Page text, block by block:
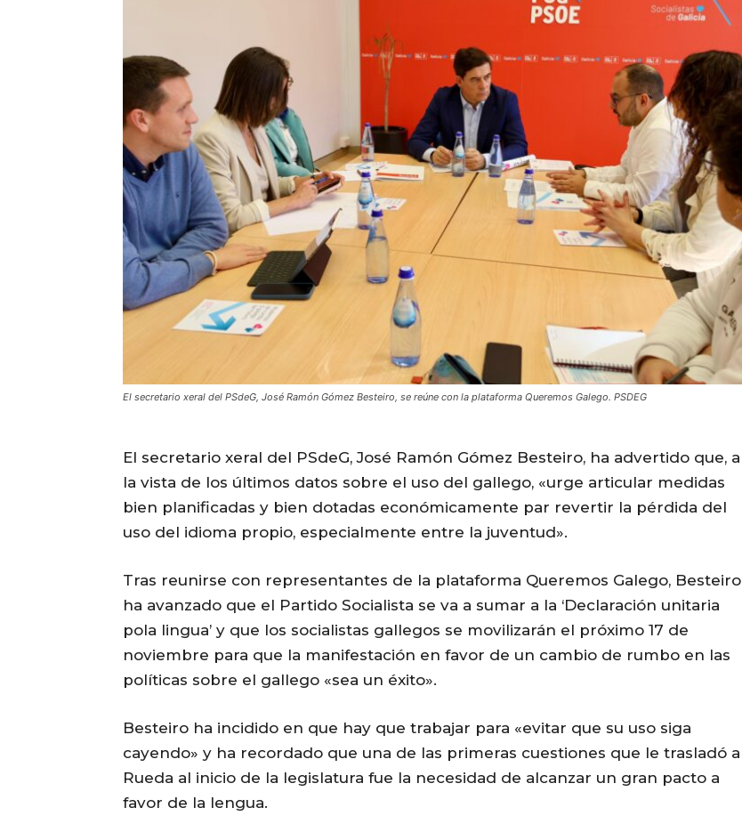
El secretario xeral del PSdeG, José Ramón Gómez Besteiro, se reúne con la plataforma Queremos Galego. PSDEG
El secretario xeral del PSdeG, José Ramón Gómez Besteiro, ha advertido que, a
la vista de los últimos datos sobre el uso del gallego, «urge articular medidas
bien planificadas y bien dotadas económicamente par revertir la pérdida del
uso del idioma propio, especialmente entre la juventud».
Tras reunirse con representantes de la plataforma Queremos Galego, Besteiro
ha avanzado que el Partido Socialista se va a sumar a la ‘Declaración unitaria
pola lingua’ y que los socialistas gallegos se movilizarán el próximo 17 de
noviembre para que la manifestación en favor de un cambio de rumbo en las
políticas sobre el gallego «sea un éxito».
Besteiro ha incidido en que hay que trabajar para «evitar que su uso siga
cayendo» y ha recordado que una de las primeras cuestiones que le trasladó a
Rueda al inicio de la legislatura fue la necesidad de alcanzar un gran pacto a
favor de la lengua.